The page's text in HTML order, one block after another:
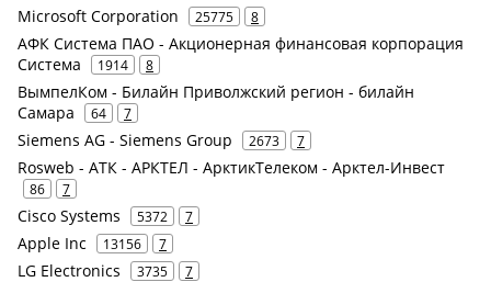
Microsoft Corporation 25775 8
АФК Система ПАО - Акционерная финансовая корпорация
Система
1914 8
ВымпелКом - Билайн Приволжский регион - билайн
Самара
64 7
Siemens AG - Siemens Group 2673 7
Rosweb - АТК - АРКТЕЛ - АрктикТелеком - Арктел-Инвест
86 7
Cisco Systems 5372 7
Apple Inc 13156 7
LG Electronics 3735 7